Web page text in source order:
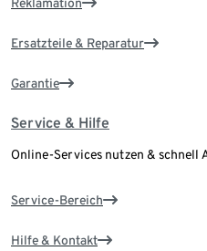
Ersatzteile & Reparatur
Garantie
Service & Hilfe
Online-Services nutzen & schnell
Service-Bereich
Hilfe & Kontakt